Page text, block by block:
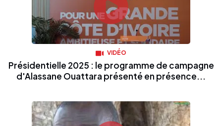
VIDÉO
Présidentielle 2025 : le programme de campagne
d'Alassane Ouattara présenté en présence...